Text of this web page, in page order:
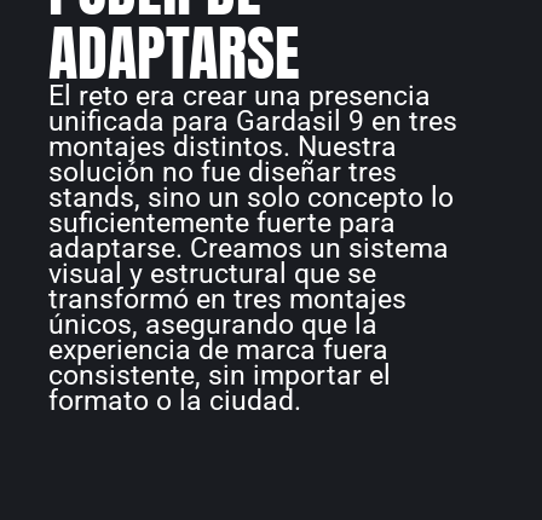
ADAPTARSE
El reto era crear una presencia
unificada para Gardasil 9 en tres
montajes distintos. Nuestra
solución no fue diseñar tres
stands, sino un solo concepto lo
suficientemente fuerte para
adaptarse. Creamos un sistema
visual y estructural que se
transformó en tres montajes
únicos, asegurando que la
experiencia de marca fuera
consistente, sin importar el
formato o la ciudad.